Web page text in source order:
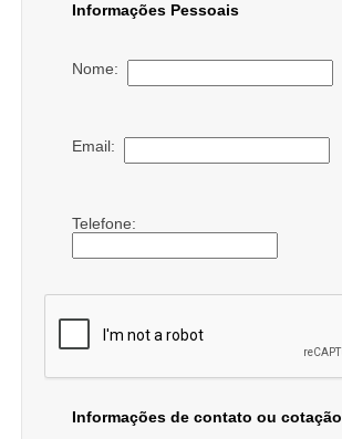
Informações Pessoais
Nome:
Email:
Telefone:
Informações de contato ou cotação